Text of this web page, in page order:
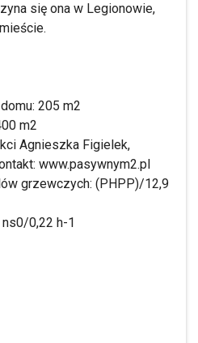
się ona w Legionowie,
205 m2
m2
Agnieszka Figielek,
www.pasywnym2.pl
grzewczych: (PHPP)/12,9
0,22 h-1